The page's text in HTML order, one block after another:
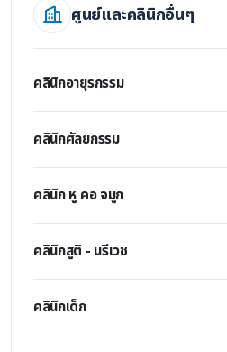
ศูนย์และคลินิกอื่นๆ
คลินิกอายุรกรรม
คลินิกศัลยกรรม
คลินิก หู คอ จมูก
คลินิกสูติ - นรีเวช
คลินิกเด็ก